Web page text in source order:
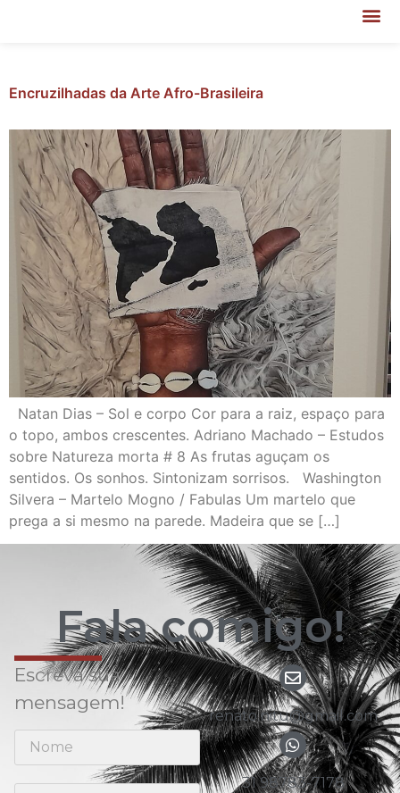
Encruzilhadas da Arte Afro-Brasileira
Natan Dias – Sol e corpo Cor para a raiz, espaço para
o topo, ambos crescentes. Adriano Machado – Estudos
sobre Natureza morta # 8 As frutas aguçam os
sentidos. Os sonhos. Sintonizam sorrisos. Washington
Silvera – Martelo Mogno / Fabulas Um martelo que
prega a si mesmo na parede. Madeira que se […]
Fala comigo!
Escreva sua
mensagem!
renato.nitu@gmail.com
31 98783-7178